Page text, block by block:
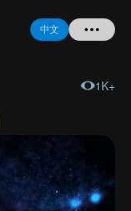
中文
登录
注册
1K+